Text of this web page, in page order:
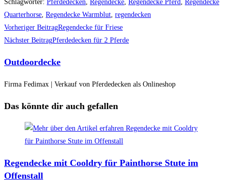
Schlagwörter: Pferdedecken, Regendecke, Regendecke Pferd, Regendecke
Quarterhorse, Regendecke Warmblut, regendecken
Weitere
Artikel
ansehen
Vorheriger BeitragRegendecke für Friese
Nächster BeitragPferdedecken für 2 Pferde
Outdoordecke
Firma Fedimax | Verkauf von Pferdedecken als Onlineshop
Das könnte dir auch gefallen
Regendecke mit Cooldry für Painthorse Stute im
Offenstall